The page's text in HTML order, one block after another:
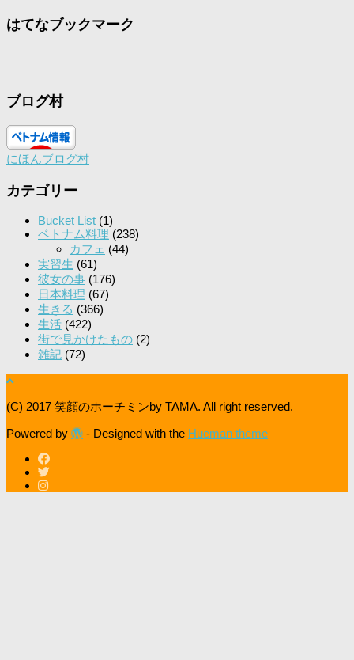
はてなブックマーク
ブログ村
にほんブログ村
カテゴリー
Bucket List (1)
ベトナム料理 (238)
カフェ (44)
実習生 (61)
彼女の事 (176)
日本料理 (67)
生きる (366)
生活 (422)
街で見かけたもの (2)
雑記 (72)
(C) 2017 笑顔のホーチミンby TAMA. All right reserved.
Powered by - Designed with the Hueman theme